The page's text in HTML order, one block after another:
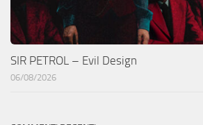
SIR PETROL – Evil Design
06/08/2026